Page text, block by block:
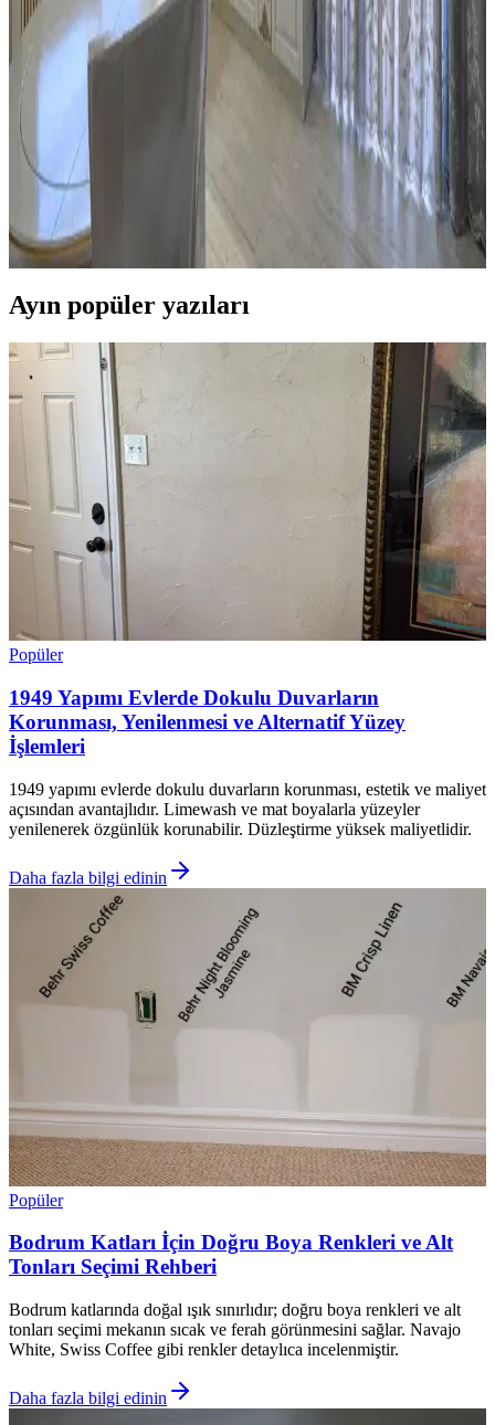
Mutfaktaki boş alanlar, mobilya seçimi ve dekorasyonla çalışma,
dinlenme veya sosyal alanlara dönüştürülebilir. Doğru
düzenlemelerle fonksiyonel ve estetik mekanlar yaratmak
mümkündür.
Mutfak Pencereleri İçin Estetik ve Fonksiyonel
Perde ile Jaluzi Seçenekleri
Mutfak pencereleri için perde ve jaluzi seçiminde mevcut pencere
durumu, kullanım alışkanlıkları ve dekorasyon tarzı önemlidir.
Roman storlar, bambu jaluziler ve dekoratif filmler estetik ve
fonksiyonel çözümler sunar.
Ayın popüler yazıları
Popüler
1949 Yapımı Evlerde Dokulu Duvarların
Korunması, Yenilenmesi ve Alternatif Yüzey
İşlemleri
1949 yapımı evlerde dokulu duvarların korunması, estetik ve maliyet
açısından avantajlıdır. Limewash ve mat boyalarla yüzeyler
yenilenerek özgünlük korunabilir. Düzleştirme yüksek maliyetlidir.
Daha fazla bilgi edinin
Popüler
Bodrum Katları İçin Doğru Boya Renkleri ve Alt
Tonları Seçimi Rehberi
Bodrum katlarında doğal ışık sınırlıdır; doğru boya renkleri ve alt
tonları seçimi mekanın sıcak ve ferah görünmesini sağlar. Navajo
White, Swiss Coffee gibi renkler detaylıca incelenmiştir.
Daha fazla bilgi edinin